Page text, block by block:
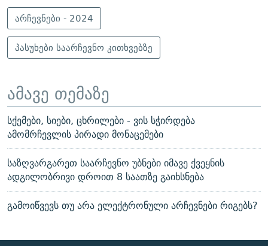
არჩევნები - 2024
პასუხები საარჩევნო კითხვებზე
ამავე თემაზე
სქემები, სიები, ცხრილები - ვის სჭირდება
ამომრჩევლის პირადი მონაცემები
საზღვარგარეთ საარჩევნო უბნები იმავე ქვეყნის
ადგილობრივი დროით 8 საათზე გაიხსნება
გამოიწვევს თუ არა ელექტრონული არჩევნები რიგებს?